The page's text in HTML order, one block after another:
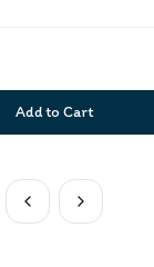
Add to Cart